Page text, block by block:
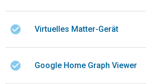
check_circle Virtuelles Matter-Gerät
check_circle Google Home Graph Viewer